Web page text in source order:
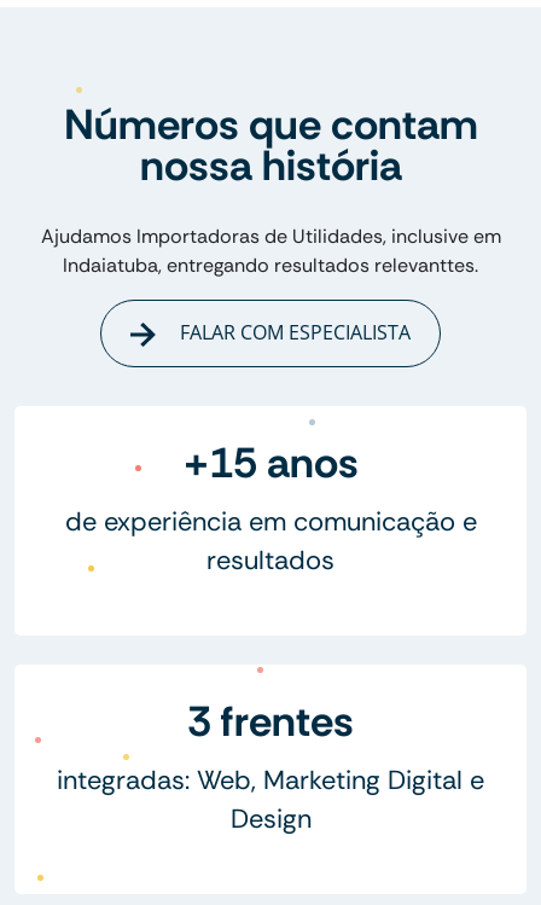
Números que contam
nossa história
Ajudamos Importadoras de Utilidades, inclusive em
Indaiatuba, entregando resultados relevanttes.
FALAR COM ESPECIALISTA
+15 anos
de experiência em comunicação e
resultados
3 frentes
integradas: Web, Marketing Digital e
Design